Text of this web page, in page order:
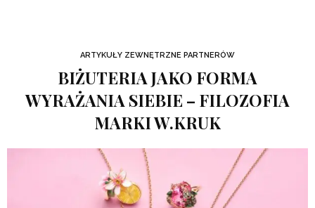
ARTYKUŁY ZEWNĘTRZNE PARTNERÓW
BIŻUTERIA JAKO FORMA
WYRAŻANIA SIEBIE – FILOZOFIA
MARKI W.KRUK